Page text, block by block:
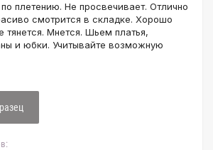
плетению. Не просвечивает. Отлично
смотрится в складке. Хорошо
Мнется. Шьем платья,
и юбки. Учитывайте возможную